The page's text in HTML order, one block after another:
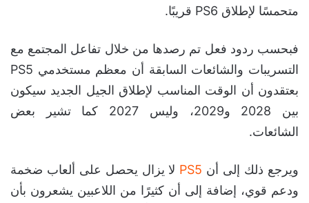
متحمسًا لإطلاق PS6 قريبًا.
فبحسب ردود فعل تم رصدها من خلال تفاعل المجتمع مع
التسريبات والشائعات السابقة أن معظم مستخدمي PS5
بعتقدون أن الوقت المناسب لإطلاق الجيل الجديد سيكون
بين 2028 و2029، وليس 2027 كما تشير بعض
الشائعات.
ويرجع ذلك إلى أن PS5 لا يزال يحصل على ألعاب ضخمة
ودعم قوي، إضافة إلى أن كثيرًا من اللاعبين يشعرون بأن